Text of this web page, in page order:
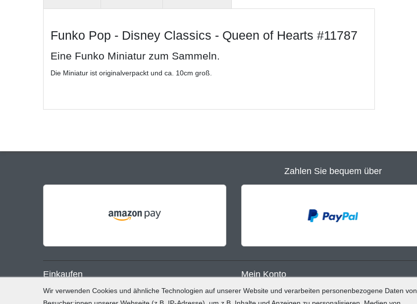
Funko Pop - Disney Classics - Queen of Hearts #11787
Eine Funko Miniatur zum Sammeln.
Die Miniatur ist originalverpackt und ca. 10cm groß.
Zahlen Sie bequem über
Einkaufen
Zahlung und Versand
Mein Konto
Registrieren
Wir verwenden Cookies und ähnliche Technologien auf unserer Website und verarbeiten personenbezogene Daten von